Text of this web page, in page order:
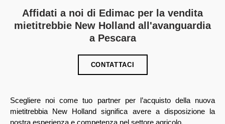
Affidati a noi di Edimac per la vendita
mietitrebbie New Holland all'avanguardia
a Pescara
CONTATTACI
Scegliere noi come tuo partner per l’acquisto della nuova
mietitrebbia New Holland significa avere a disposizione la
nostra esperienza e competenza nel settore agricolo.